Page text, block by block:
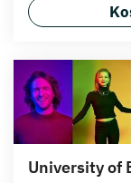
University of